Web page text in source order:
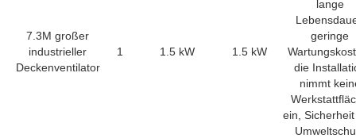
7.3M großer
industrieller
Deckenventilator
1 1.5 kW 1.5 kW
lange
geringe
die
nimmt
ein,